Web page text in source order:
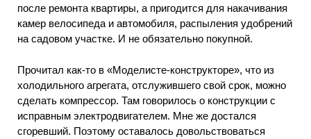
после ремонта квартиры, а пригодится для накачивания
камер велосипеда и автомобиля, распыления удобрений
на садовом участке. И не обязательно покупной.
Прочитал как-то в «Моделисте-конструкторе», что из
холодильного агрегата, отслужившего свой срок, можно
сделать компрессор. Там говорилось о конструкции с
исправным электродвигателем. Мне же достался
сгоревший. Поэтому оставалось довольствоваться